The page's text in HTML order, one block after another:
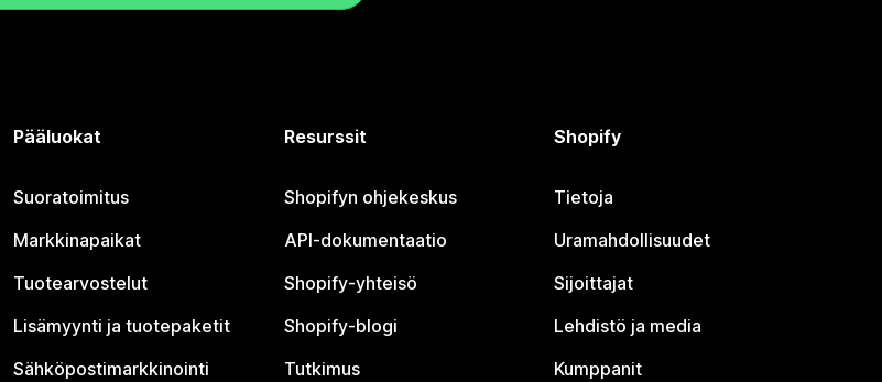
Pääluokat
Suoratoimitus
Markkinapaikat
Tuotearvostelut
Lisämyynti ja tuotepaketit
Sähköpostimarkkinointi
Resurssit
Shopifyn ohjekeskus
API-dokumentaatio
Shopify-yhteisö
Shopify-blogi
Tutkimus
Shopify
Tietoja
Uramahdollisuudet
Sijoittajat
Lehdistö ja media
Kumppanit